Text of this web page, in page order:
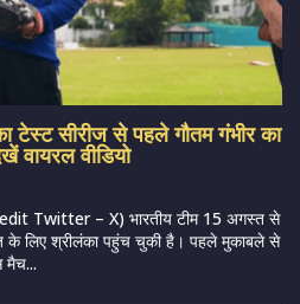
सीरीज से पहले गौतम गंभीर का
वायरल वीडियो
Twitter – X) भारतीय टीम 15 अगस्त से
के लिए श्रीलंका पहुंच चुकी है। पहले मुकाबले से
मैच...